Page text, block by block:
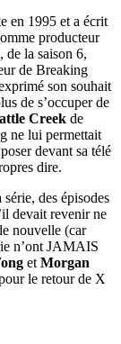
en 1995 et a écrit
producteur
de la saison 6,
de Breaking
son souhait
de s’occuper de
Creek de
ne lui permettait
devant sa télé
dire.
des épisodes
devait revenir ne
nouvelle (car
n’ont JAMAIS
et Morgan
le retour de X